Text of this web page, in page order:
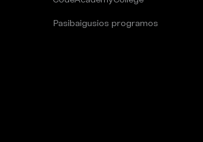
Pasibaigusios programos